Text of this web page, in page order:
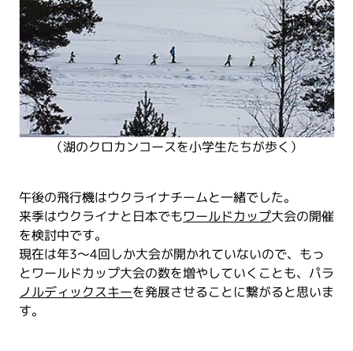
（湖のクロカンコースを小学生たちが歩く）
午後の飛行機はウクライナチームと一緒でした。
来季はウクライナと日本でもワールドカップ大会の開催
を検討中です。
現在は年3～4回しか大会が開かれていないので、もっ
とワールドカップ大会の数を増やしていくことも、パラ
ノルディックスキーを発展させることに繋がると思いま
す。